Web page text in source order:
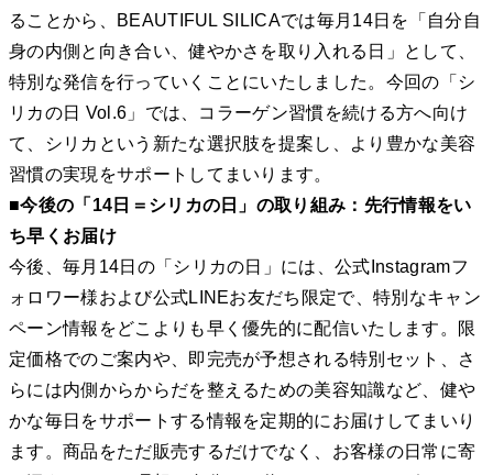
ることから、BEAUTIFUL SILICAでは毎月14日を「自分自
身の内側と向き合い、健やかさを取り入れる日」として、
特別な発信を行っていくことにいたしました。今回の「シ
リカの日 Vol.6」では、コラーゲン習慣を続ける方へ向け
て、シリカという新たな選択肢を提案し、より豊かな美容
習慣の実現をサポートしてまいります。
■今後の「14日＝シリカの日」の取り組み：先行情報をい
ち早くお届け
今後、毎月14日の「シリカの日」には、公式Instagramフ
ォロワー様および公式LINEお友だち限定で、特別なキャン
ペーン情報をどこよりも早く優先的に配信いたします。限
定価格でのご案内や、即完売が予想される特別セット、さ
らには内側からからだを整えるための美容知識など、健や
かな毎日をサポートする情報を定期的にお届けしてまいり
ます。商品をただ販売するだけでなく、お客様の日常に寄